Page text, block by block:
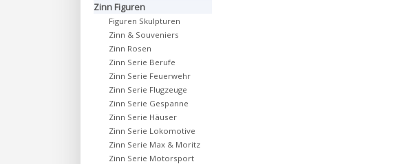
Zinn Figuren
Figuren Skulpturen
Zinn & Souveniers
Zinn Rosen
Zinn Serie Berufe
Zinn Serie Feuerwehr
Zinn Serie Flugzeuge
Zinn Serie Gespanne
Zinn Serie Häuser
Zinn Serie Lokomotive
Zinn Serie Max & Moritz
Zinn Serie Motorsport